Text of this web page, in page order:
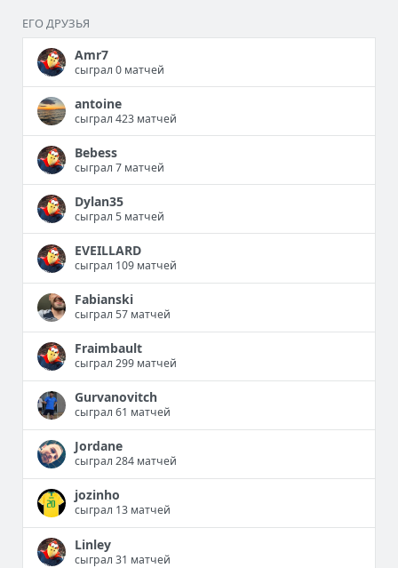
ЕГО ДРУЗЬЯ
Amr7
сыграл 0 матчей
antoine
сыграл 423 матчей
Bebess
сыграл 7 матчей
Dylan35
сыграл 5 матчей
EVEILLARD
сыграл 109 матчей
Fabianski
сыграл 57 матчей
Fraimbault
сыграл 299 матчей
Gurvanovitch
сыграл 61 матчей
Jordane
сыграл 284 матчей
jozinho
сыграл 13 матчей
Linley
сыграл 31 матчей